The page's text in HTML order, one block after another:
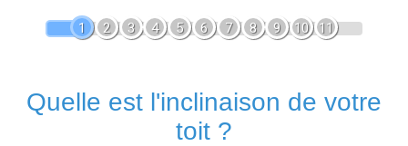
1 2 3 4 5 6 7 8 9 10 11
Quelle est l'inclinaison de votre
toit ?